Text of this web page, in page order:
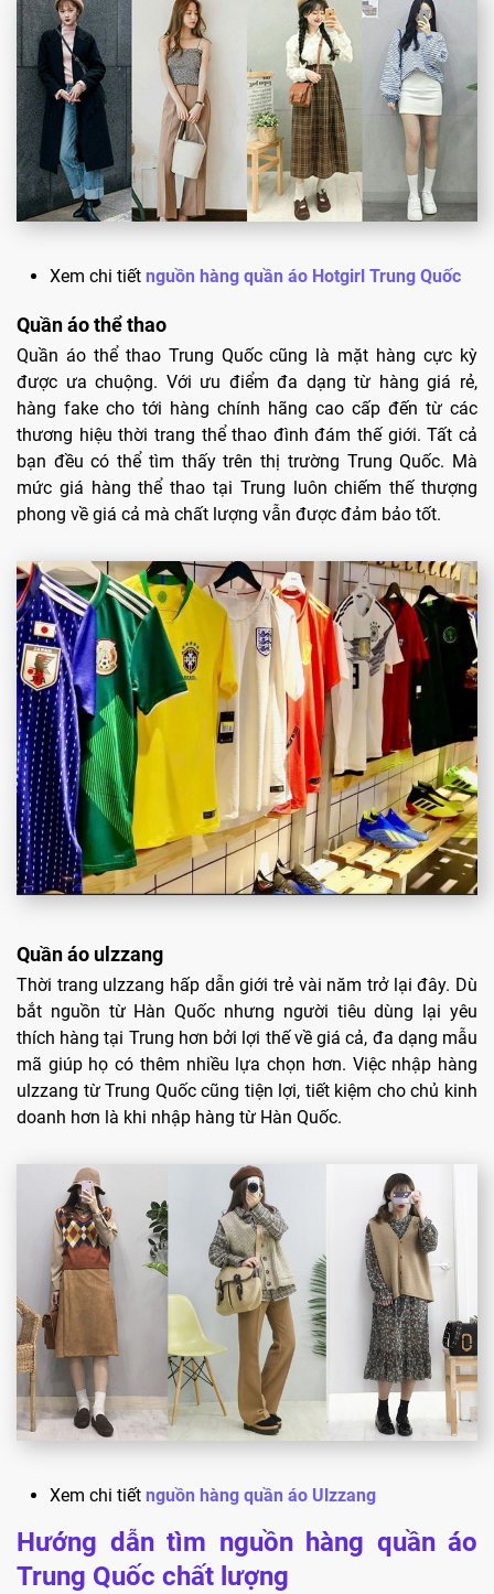
Xem chi tiết nguồn hàng quần áo Hotgirl Trung Quốc
Quần áo thể thao
Quần áo thể thao Trung Quốc cũng là mặt hàng cực kỳ
được ưa chuộng. Với ưu điểm đa dạng từ hàng giá rẻ,
hàng fake cho tới hàng chính hãng cao cấp đến từ các
thương hiệu thời trang thể thao đình đám thế giới. Tất cả
bạn đều có thể tìm thấy trên thị trường Trung Quốc. Mà
mức giá hàng thể thao tại Trung luôn chiếm thế thượng
phong về giá cả mà chất lượng vẫn được đảm bảo tốt.
Quần áo ulzzang
Thời trang ulzzang hấp dẫn giới trẻ vài năm trở lại đây. Dù
bắt nguồn từ Hàn Quốc nhưng người tiêu dùng lại yêu
thích hàng tại Trung hơn bởi lợi thế về giá cả, đa dạng mẫu
mã giúp họ có thêm nhiều lựa chọn hơn. Việc nhập hàng
ulzzang từ Trung Quốc cũng tiện lợi, tiết kiệm cho chủ kinh
doanh hơn là khi nhập hàng từ Hàn Quốc.
Xem chi tiết nguồn hàng quần áo Ulzzang
Hướng dẫn tìm nguồn hàng quần áo
Trung Quốc chất lượng